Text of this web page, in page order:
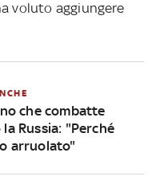
voluto aggiungere
che combatte
Russia: "Perché
arruolato"